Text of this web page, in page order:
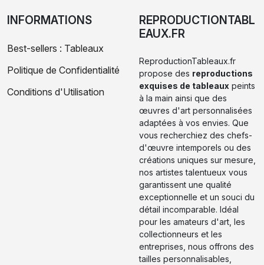
INFORMATIONS
Best-sellers : Tableaux
Politique de Confidentialité
Conditions d'Utilisation
REPRODUCTIONTABL
EAUX.FR
ReproductionTableaux.fr
propose des reproductions
exquises de tableaux peints
à la main ainsi que des
œuvres d'art personnalisées
adaptées à vos envies. Que
vous recherchiez des chefs-
d'œuvre intemporels ou des
créations uniques sur mesure,
nos artistes talentueux vous
garantissent une qualité
exceptionnelle et un souci du
détail incomparable. Idéal
pour les amateurs d'art, les
collectionneurs et les
entreprises, nous offrons des
tailles personnalisables,